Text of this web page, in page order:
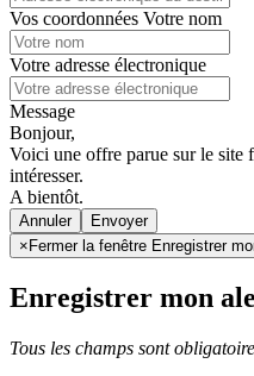
Vos coordonnées Votre nom
Votre adresse électronique
Message
Bonjour,
Voici une offre parue sur le site
intéresser.
A bientôt.
Annuler
× Fermer la fenêtre Enregistrer
Enregistrer mon
Tous les champs sont